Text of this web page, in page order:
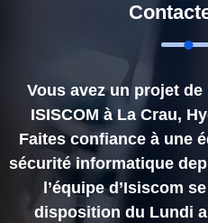
Vous avez un projet
ISISCOM à La Crau,
Faites confiance à une
sécurité informatique
l’équipe d’Isiscom
disposition du Lundi